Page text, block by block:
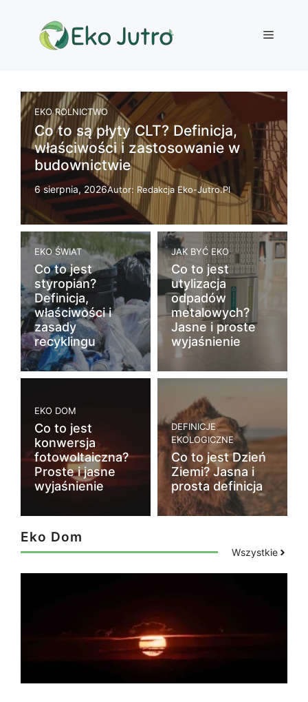
Menu
EKO ROLNICTWO
Co to są płyty CLT? Definicja,
właściwości i zastosowanie w
budownictwie
6 sierpnia, 2026Autor: Redakcja Eko-Jutro.pl
EKO ŚWIAT
Co to jest
styropian?
Definicja,
właściwości i
zasady
recyklingu
JAK BYĆ EKO
Co to jest
utylizacja
odpadów
metalowych?
Jasne i proste
wyjaśnienie
EKO DOM
Co to jest
konwersja
fotowoltaiczna?
Proste i jasne
wyjaśnienie
DEFINICJE
EKOLOGICZNE
Co to jest Dzień
Ziemi? Jasna i
prosta definicja
Eko Dom
Wszystkie